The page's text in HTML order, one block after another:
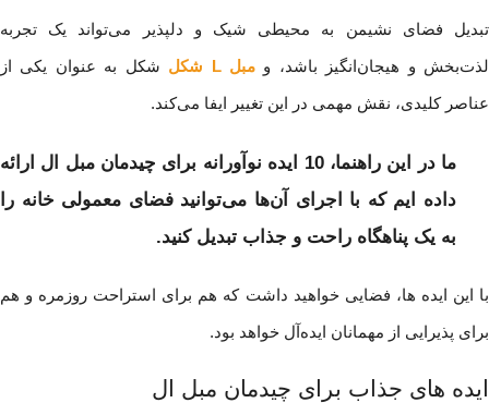
تبدیل فضای نشیمن به محیطی شیک و دلپذیر می‌تواند یک تجربه
لذت‌بخش و هیجان‌انگیز باشد، ومبل‌ L شکل
شکل به عنوان یکی از
عناصر کلیدی، نقش مهمی در این تغییر ایفا می‌کند.
ما در این راهنما، 10 ایده نوآورانه برای چیدمان مبل‌ ال ارائه
داده ایم که با اجرای آن‌ها می‌توانید فضای معمولی خانه را
به یک پناهگاه راحت و جذاب تبدیل کنید.
با این ایده ها، فضایی خواهید داشت که هم برای استراحت روزمره و هم
برای پذیرایی از مهمانان ایده‌آل خواهد بود.
ایده های جذاب برای چیدمان مبل‌ ال